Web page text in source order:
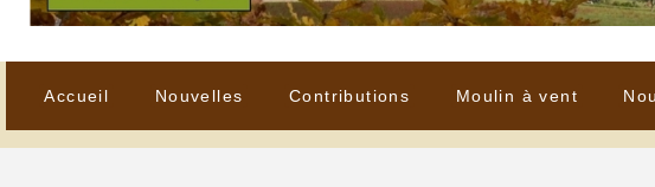
Accueil Nouvelles Contributions Moulin à vent